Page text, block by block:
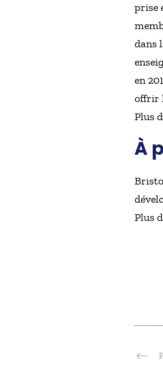
prise
dans
en
offrir
Plus
À
Plus